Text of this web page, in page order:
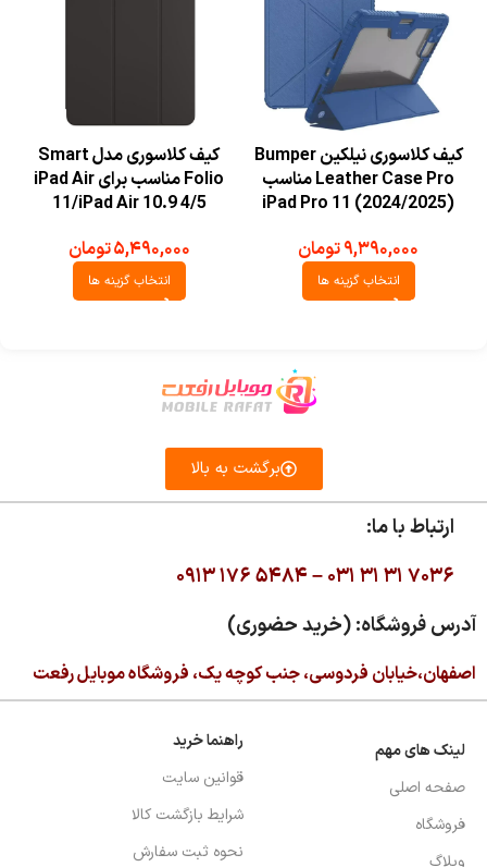
کیف کلاسوری نیلکین Bumper
Leather Case Pro مناسب
iPad Pro 11 (2024/2025)
۹,۳۹۰,۰۰۰تومان
انتخاب گزینه ها
کیف کلاسوری مدل Smart
Folio مناسب برای iPad Air
11/iPad Air 10.9 4/5
۵,۴۹۰,۰۰۰تومان
انتخاب گزینه ها
برگشت به بالا
ارتباط با ما:
۰۹۱۳ ۱۷۶ ۵۴۸۴ –۰۳۱ ۳۱ ۳۱ ۷۰۳۶
آدرس فروشگاه: (خرید حضوری)
اصفهان،خیابان فردوسی، جنب کوچه یک، فروشگاه موبایل رفعت
لینک های مهم
صفحه اصلی
فروشگاه
وبلاگ
راهنما خرید
قوانین سایت
شرایط بازگشت کالا
نحوه ثبت سفارش